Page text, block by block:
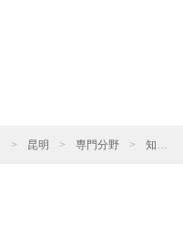
> 昆明 > 専門分野 > 知的財産権